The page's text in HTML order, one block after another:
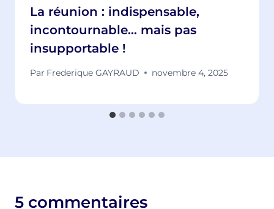
La réunion : indispensable,
incontournable… mais pas
insupportable !
Par Frederique GAYRAUD novembre 4, 2025
5 commentaires